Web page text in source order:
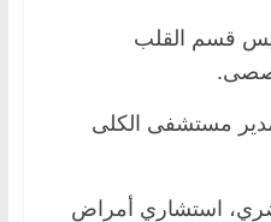
قسم القلب
مدير مستشفى الكلى
استشاري أمراض